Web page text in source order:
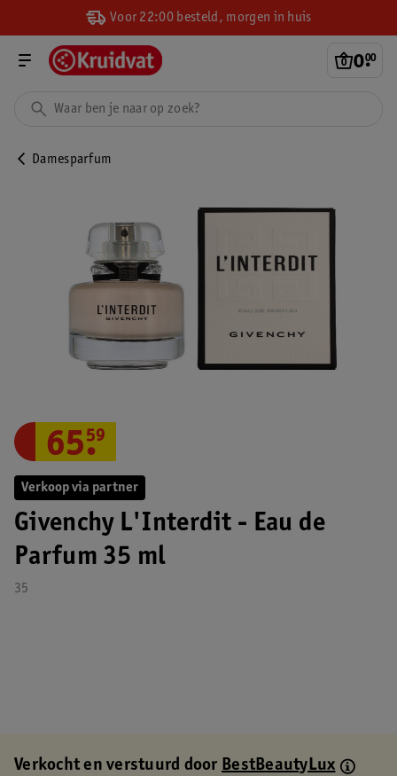
Voor 22:00 besteld, morgen in huis
0.
00
Damesparfum
Verkoop via partner
Givenchy L'Interdit - Eau de
Parfum 35 ml
35
65.
59
Verkocht en verstuurd doorBestBeautyLux